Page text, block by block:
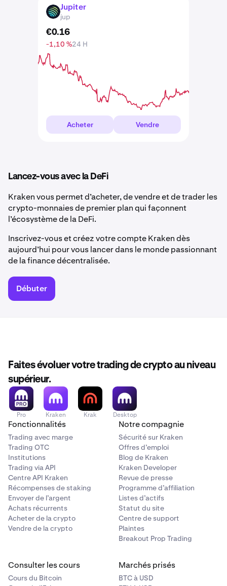
JUP Jupiter
jup
€0.16
-1,10 %24 H
Acheter Vendre
Lancez-vous avec la DeFi
Kraken vous permet d’acheter, de vendre et de trader les
crypto-monnaies de premier plan qui façonnent
l’écosystème de la DeFi.
Inscrivez-vous et créez votre compte Kraken dès
aujourd’hui pour vous lancer dans le monde passionnant
de la finance décentralisée.
Débuter
Faites évoluer votre trading de crypto au niveau
supérieur.
Pro Kraken Krak Desktop
Fonctionnalités
Trading avec marge
Trading OTC
Institutions
Trading via API
Centre API Kraken
Récompenses de staking
Envoyer de l’argent
Achats récurrents
Acheter de la crypto
Vendre de la crypto
Notre compagnie
Sécurité sur Kraken
Offres d’emploi
Blog de Kraken
Kraken Developer
Revue de presse
Programme d’affiliation
Listes d’actifs
Statut du site
Centre de support
Plaintes
Breakout Prop Trading
Consulter les cours
Cours du Bitcoin
Marchés prisés
BTC à USD